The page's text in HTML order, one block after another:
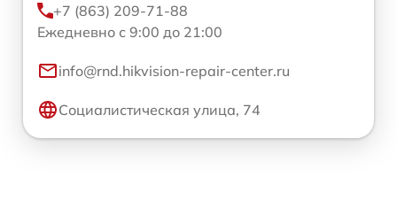
+7 (863) 209-71-88
Ежедневно с 9:00 до 21:00
info@rnd.hikvision-repair-center.ru
Социалистическая улица, 74